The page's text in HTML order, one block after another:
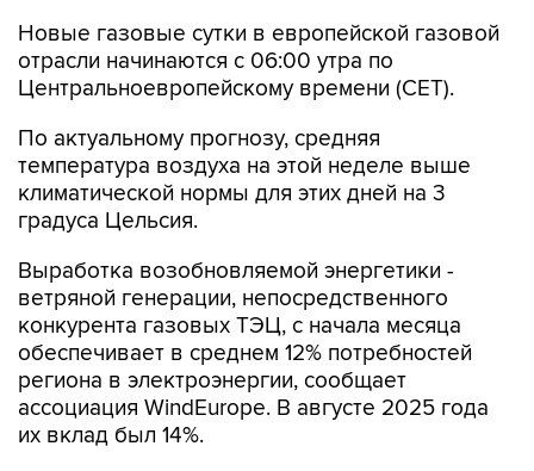
Новые газовые сутки в европейской газовой
отрасли начинаются c 06:00 утра по
Центральноевропейскому времени (CET).
По актуальному прогнозу, средняя
температура воздуха на этой неделе выше
климатической нормы для этих дней на 3
градуса Цельсия.
Выработка возобновляемой энергетики -
ветряной генерации, непосредственного
конкурента газовых ТЭЦ, с начала месяца
обеспечивает в среднем 12% потребностей
региона в электроэнергии, сообщает
ассоциация WindEurope. В августе 2025 года
их вклад был 14%.